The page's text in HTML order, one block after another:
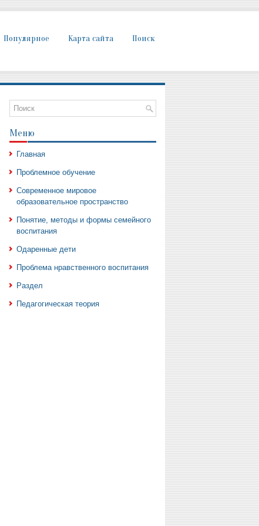
Популярное Карта сайта Поиск
Меню
Главная
Проблемное обучение
Современное мировое
образовательное пространство
Понятие, методы и формы семейного
воспитания
Одаренные дети
Проблема нравственного воспитания
Раздел
Педагогическая теория